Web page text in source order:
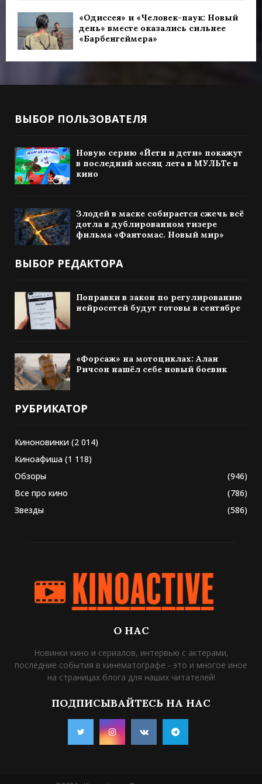
«Одиссея» и «Человек-паук: Новый
день» вместе оказались сильнее
«Барбенгеймера»
ВЫБОР ПОЛЬЗОВАТЕЛЯ
Новую серию «Йети и дети» покажут
в последний месяц лета в МУЛЬТе в
кино
Злодей в маске собирается сжечь всё
дотла в дублированном тизере
фильма «Фантомас. Новый мир»
ВЫБОР РЕДАКТОРА
Поправки в закон по регулированию
нейросетей будут готовы в сентябре
«Форсаж» на мотоциклах: Алан
Ричсон нашёл себе новый боевик
РУБРИКАТОР
Киноновинки (2 014)
Киноафиша (1 118)
Обзоры
(946)
Все про кино
(786)
Звезды
(586)
О НАС
Новинки кино и сериалов, интервью с актерами,
последние события в кинематографе - это и многое иное
на страницах блога для наших читателей!
ПОДПИСЫВАЙТЕСЬ НА НАС